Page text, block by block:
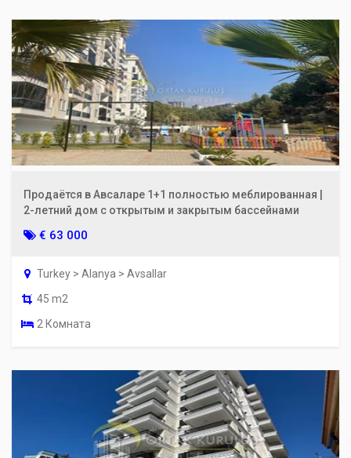
Продаётся в Авсаларе 1+1 полностью меблированная |
2-летний дом с открытым и закрытым бассейнами
€ 63 000
Turkey > Alanya > Avsallar
45 m2
2 Комната